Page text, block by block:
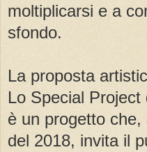
moltiplicarsi e a
sfondo.
La proposta
Lo Special
è un progetto che,
del 2018, invita il